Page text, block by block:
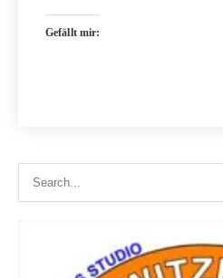
Gefällt mir: